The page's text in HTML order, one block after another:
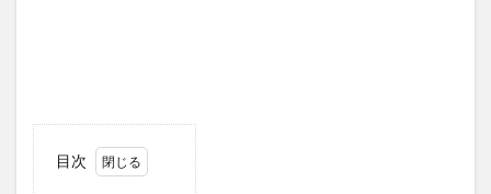
目次